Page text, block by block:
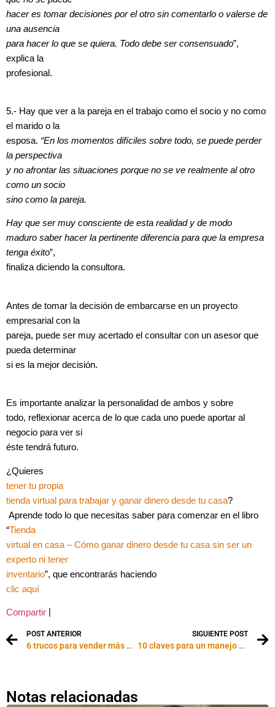
hacer es tomar decisiones por el otro sin comentarlo o valerse de
una ausencia
para hacer lo que se quiera. Todo debe ser consensuado”,
explica la
profesional.
5.- Hay que ver a la pareja en el trabajo como el socio y no como
el marido o la
esposa. “En los momentos difíciles sobre todo, se puede perder
la perspectiva
y no afrontar las situaciones porque no se ve realmente al otro
como un socio
sino como la pareja.
Hay que ser muy consciente de esta realidad y de modo
maduro saber hacer la pertinente diferencia para que la empresa
tenga éxito”,
finaliza diciendo la consultora.
Antes de tomar la decisión de embarcarse en un proyecto
empresarial con la
pareja, puede ser muy acertado el consultar con un asesor que
pueda determinar
si es la mejor decisión.
Es importante analizar la personalidad de ambos y sobre
todo, reflexionar acerca de lo que cada uno puede aportar al
negocio para ver si
éste tendrá futuro.
¿Quieres
tener tu propia
tienda virtual para trabajar y ganar dinero desde tu casa?
Aprende todo lo que necesitas saber para comenzar en el libro
“Tienda
virtual en casa – Cómo ganar dinero desde tu casa sin ser un
experto ni tener
inventario”, que encontrarás haciendo
clic aquí
Compartir |
POST ANTERIOR
6 trucos para vender más por Internet
SIGUIENTE POST
10 claves para un manejo efectivo de los candidatos a clientes
Notas relacionadas